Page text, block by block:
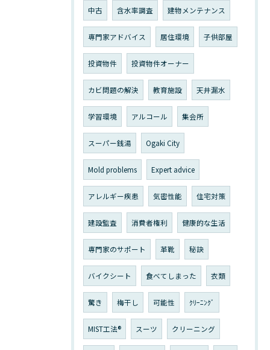
中古 含水率調査 建物メンテナンス
専門家アドバイス 居住環境 子供部屋
投資物件 投資物件オーナー
カビ問題の解決 教育施設 天井漏水
学習環境 アルコール 集会所
スーパー銭湯 Ogaki City
Mold problems Expert advice
アレルギー疾患 気密性能 住宅対策
建設監査 消費者権利 健康的な生活
専門家のサポート 革靴 秘訣
バイクシート 食べてしまった 衣類
驚き 梅干し 可能性 ｸﾘｰﾆﾝｸﾞ
MIST工法® スーツ クリーニング